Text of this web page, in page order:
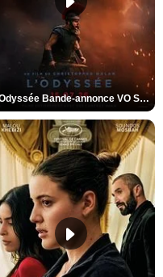
L'Odyssée Bande-annonce VO STFR